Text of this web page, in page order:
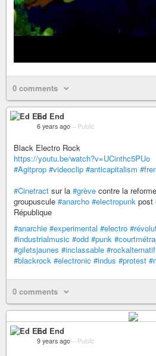
0 comments
Ed End
6 years ago – Public
Black Electro Rock
https://youtu.be/watch?v=UCinthc5PUo
#Agitprop #videoclip #anticapitalism
#Cinetract sur la #grève contre la
groupuscule #anarcho #electropunk post
République
#anarchie #experimental #electro
#industrialmusic #odd #punk
#giletsjaunes #inclassable #rockalternatif
#blackrock #electronic #indus #protest
0 comments
Ed End
9 years ago – Public